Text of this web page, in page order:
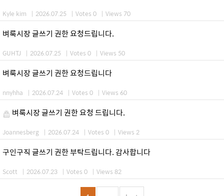
Kyle kim | 2026.07.25 | Votes 0 | Views 70
벼룩시장 글쓰기 권한 요청드립니다.
GUHTJ | 2026.07.25 | Votes 0 | Views 50
벼룩시장 글쓰기 권한 요청드립니다
nnyhha | 2026.07.24 | Votes 0 | Views 60
벼룩시장 글쓰기 권한 요청 드립니다.
Joannesberg | 2026.07.24 | Votes 0 | Views 2
구인구직 글쓰기 권한 부탁드립니다. 감사합니다
Scott | 2026.07.23 | Votes 0 | Views 82